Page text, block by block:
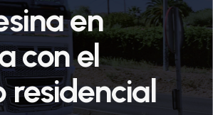
en
con el
residencial